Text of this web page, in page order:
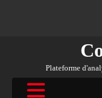
Plateforme